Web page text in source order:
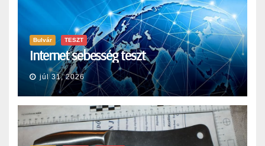
Bulvár TESZT
Internet sebesség teszt
júl 31, 2026